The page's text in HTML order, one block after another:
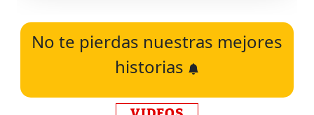
No te pierdas nuestras mejores
historias